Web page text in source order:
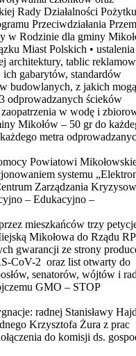
Rady Działalności Pożytku
Przeciwdziałania
w Rodzinie dla gminy
Miast Polskich • ustalenia
architektury, tablic
gabarytów, standardów
budowlanych, z jakich
odprowadzanych ścieków
w wodę i
Mikołów – 50 gr do
metra
Powiatowi
systemu
Zarządzania
– Edukacyjno –
mieszkańców trzy
Mikołowa do Rządu
gwarancji ze strony
CoV-2 oraz list otwarty do
senatorów, wójtów i
GMO – STOP
radnej Stanisławy
Krzysztofa Żura z prac
do komisji ds.